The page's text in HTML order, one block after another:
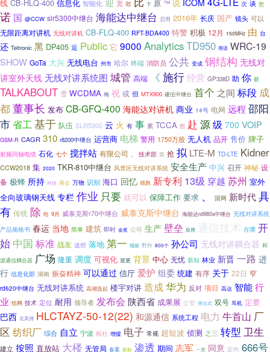
线 CB-HLQ-400 信息化 智能化 宽 敢 下 原 ™ 说 ICOM 次 谈 您
诺 国 @CCW slr5300中继台 海能达中继台 启用 2016年 长庆 国产 镜头 可以
无限距离对讲机 无线对讲机 CB-FLQ-400 RFT-BDA400 特警 积极 12月 150MHz 由 台
还 Teltronic 黑 DP405 返 Public 它 9000 AnalyticsTD950 用语 WRC-19
SHOW GoTa 大兴 无线电台 州市 哈尔 终端 消防员 公共 变成 钢结构 无线对
讲室外天线 无线对讲系统图 城管 高端 《 施行经营 GP338D 助 你 获
TALKABOUT 雪 WCDMA 梅 祝 或 但 MTX900 建伍中继台 首个 之间 标段 成
都董事长 发布 CB-GFQ-400 海能达对讲机 商业 14号 电网 远程 邵阳
市省工基于 队伍 SLR5300 云 火 有 事 累 TCCA 图 赴 源级 700 VOIP
GSM-R CAGR 310 r8200中继台 运营商 电梯 警用 1750万股 无人机 品开 售价 牌子
射频同轴电缆 石化 七个 搅拌站 有限公司 技术部 第 抢 拟 LTE-M TD-LTE Kidner
CCW2018 集 2020 TKR-810中继台 风景区无线对讲系统 安全生产 中兴 召开 神秘 设
备 极蜂 所持 科技 展会 万物 识别 海口 回忆 领跑 新专利 13级 穿越 苏州 室外
全向玻璃钢天线 专栏 作业 只要 就可以 保障工作 要求 、 国网 新时代具
有 传统 除 给 9月 威泰克斯r70中继台 威泰克斯中继台 海能达rd980s中继台 无线对讲系统
产品规格书 春运 当地 简单 建筑 即时 金奖 公司 生产 壁垒 应用 通信技术 在哪 开
始 中国 标准 战友 这些 落地 第一 现状 野外 800个 孙公司 无线对讲耦合器 和
源通信耦合器 广场 隆重 调度 可视化 巡更 背景 中心 无忧 新知 林业 新晋 一路 进
行 信息化部 湖南 振奋精神 可以通过 信厅 爱护 组委 统建 有序 关于 22日 窄
rd620中继台 无线对讲系统 高潮迭起 楼宇对讲 造成华为 反对 项目 高达 智能行
业 组网 技术 定位 耐用 领导者 发布会 陕西省 成果展 公安 弹出式 双号 耳机 定要
巴西 北美洲 HLCTAYZ-50-12(22) 和源通信 系统工程 电力 牛首山 厂
区 纺织厂 综合 自立 宁波 栎社 增援 电子 常规 超短波 侦测 之三 转型 卫生
建立 按照 直放站 大楼 无管局 备案 新标 渗透 期间 志军 一类 同意 定向 666号